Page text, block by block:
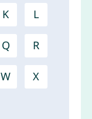
K L
Q R
W X